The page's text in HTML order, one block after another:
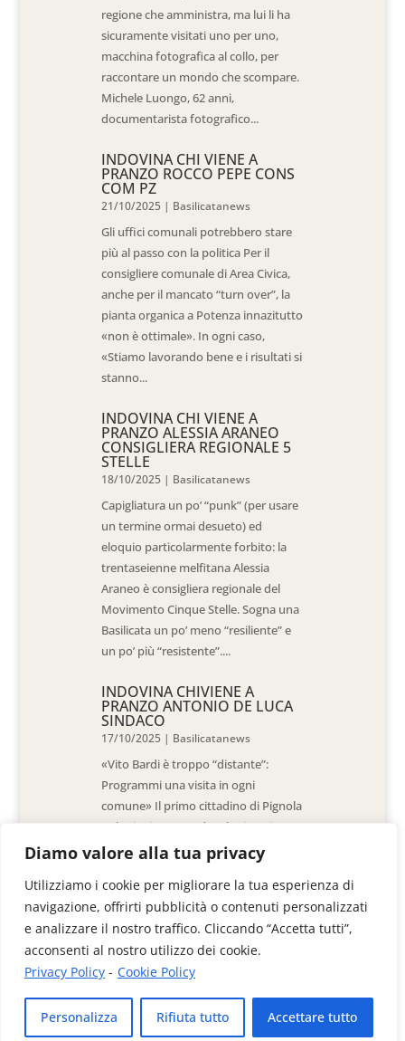
Diamo valore alla tua privacy
Utilizziamo i cookie per migliorare la tua esperienza di
navigazione, offrirti pubblicità o contenuti personalizzati
e analizzare il nostro traffico. Cliccando “Accetta tutti”,
acconsenti al nostro utilizzo dei cookie.
Privacy Policy - Cookie Policy
Personalizza Rifiuta tutto Accettare tutto
regione che amministra, ma lui li ha
sicuramente visitati uno per uno,
macchina fotografica al collo, per
raccontare un mondo che scompare.
Michele Luongo, 62 anni,
documentarista fotografico...
INDOVINA CHI VIENE A
PRANZO ROCCO PEPE CONS
COM PZ
21/10/2025 | Basilicatanews
Gli uffici comunali potrebbero stare
più al passo con la politica Per il
consigliere comunale di Area Civica,
anche per il mancato “turn over”, la
pianta organica a Potenza innazitutto
«non è ottimale». In ogni caso,
«Stiamo lavorando bene e i risultati si
stanno...
INDOVINA CHI VIENE A
PRANZO ALESSIA ARANEO
CONSIGLIERA REGIONALE 5
STELLE
18/10/2025 | Basilicatanews
Capigliatura un po’ “punk” (per usare
un termine ormai desueto) ed
eloquio particolarmente forbito: la
trentaseienne melfitana Alessia
Araneo è consigliera regionale del
Movimento Cinque Stelle. Sogna una
Basilicata un po’ meno “resiliente” e
un po’ più “resistente”....
INDOVINA CHIVIENE A
PRANZO ANTONIO DE LUCA
SINDACO
17/10/2025 | Basilicatanews
«Vito Bardi è troppo “distante”:
Programmi una visita in ogni
comune» Il primo cittadino di Pignola
«L’ho invitato a vedere la situazione
al Pantano, ma non è venuto. La
sensazione è che -come sindaci-
siamo lasciati a noi stessi» di Walter
De Stradis In...
Videoimage di Colangelo Donato & C. Sas
Via Anzio, 41/B - 85100 Potenza